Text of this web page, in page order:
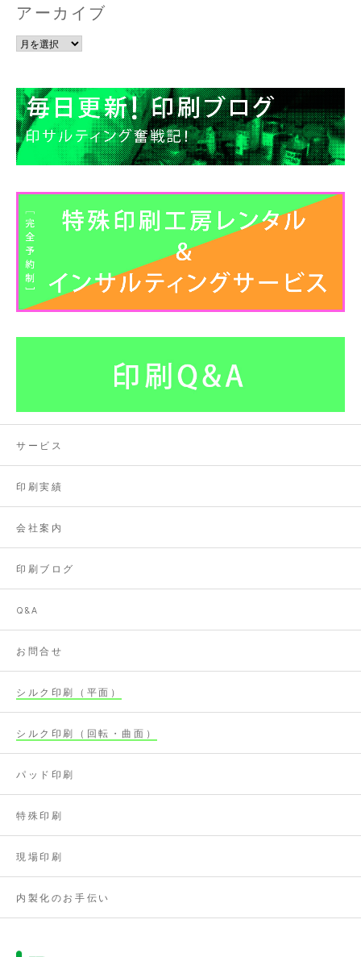
アーカイブ
ア
カ
イ
ブ
サービス
印刷実績
会社案内
印刷ブログ
Q&A
お問合せ
シルク印刷（平面）
シルク印刷（回転・曲面）
パッド印刷
特殊印刷
現場印刷
内製化のお手伝い